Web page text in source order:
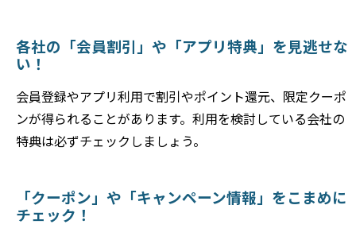
各社の「会員割引」や「アプリ特典」を見逃せな
い！
会員登録やアプリ利用で割引やポイント還元、限定クーポ
ンが得られることがあります。利用を検討している会社の
特典は必ずチェックしましょう。
「クーポン」や「キャンペーン情報」をこまめに
チェック！